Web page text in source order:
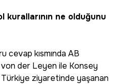
ne olduğunu
cevap kısmında AB
von der Leyen ile Konsey
Türkiye ziyaretinde yaşanan